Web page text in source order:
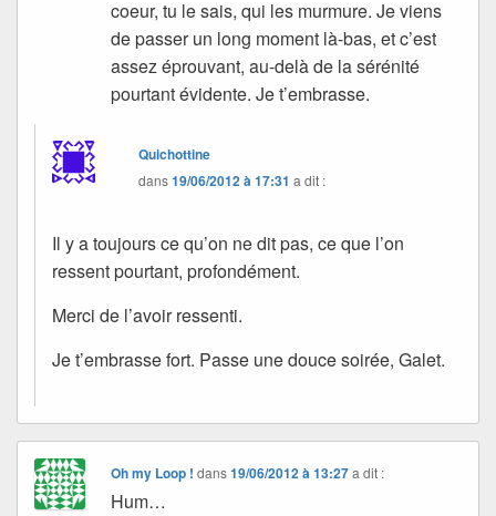
coeur, tu le sais, qui les murmure. Je viens
de passer un long moment là-bas, et c’est
assez éprouvant, au-delà de la sérénité
pourtant évidente. Je t’embrasse.
Quichottine
dans19/06/2012 à 17:31 a dit :
Il y a toujours ce qu’on ne dit pas, ce que l’on
ressent pourtant, profondément.
Merci de l’avoir ressenti.
Je t’embrasse fort. Passe une douce soirée, Galet.
Oh my Loop ! dans19/06/2012 à 13:27 a dit :
Hum…